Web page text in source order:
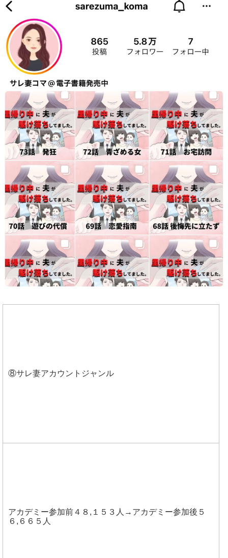
⑧サレ妻アカウントジャンル
アカデミー参加前４８,１５３人→アカデミー参加後５
６,６６５人